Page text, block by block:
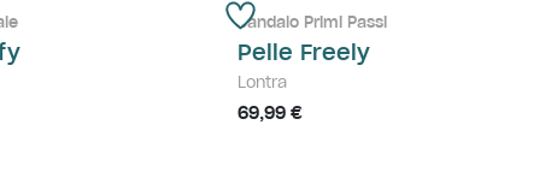
Sandalo Primi Passi
Pelle Freely
Lontra
69,99 €